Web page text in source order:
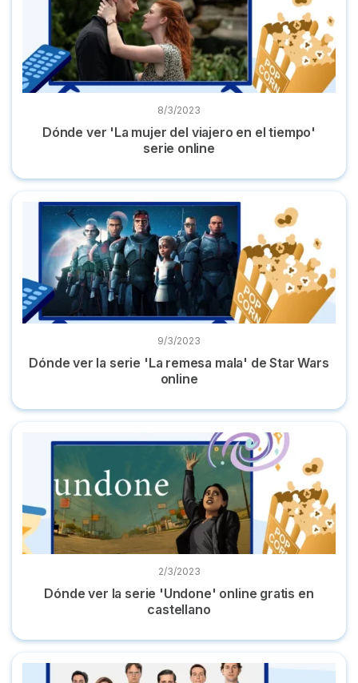
8/3/2023
Dónde ver 'La mujer del viajero en el tiempo'
serie online
Dónde ver la serie 'La remesa mala' de Star Wars online
9/3/2023
Dónde ver la serie 'La remesa mala' de Star Wars
online
Dónde ver la serie 'Undone' online gratis en castellano
2/3/2023
Dónde ver la serie 'Undone' online gratis en
castellano
Dónde ver la serie 'The Office' completa online en español